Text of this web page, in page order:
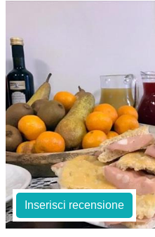
Inserisci recensione